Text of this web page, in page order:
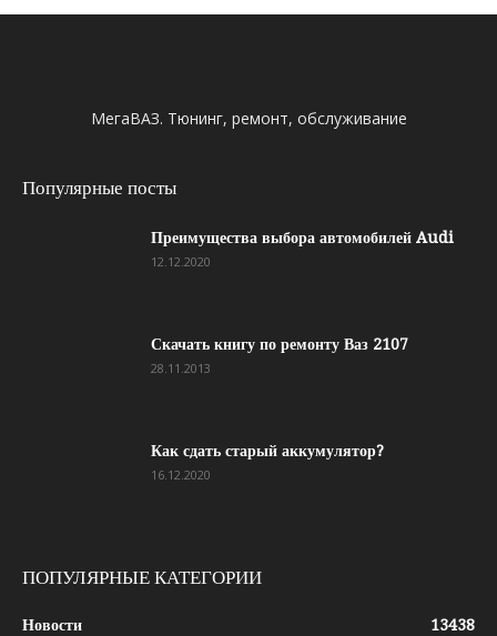
МегаВАЗ. Тюнинг, ремонт, обслуживание
Популярные посты
Преимущества выбора автомобилей Audi
12.12.2020
Скачать книгу по ремонту Ваз 2107
28.11.2013
Как сдать старый аккумулятор?
16.12.2020
ПОПУЛЯРНЫЕ КАТЕГОРИИ
Новости
13438